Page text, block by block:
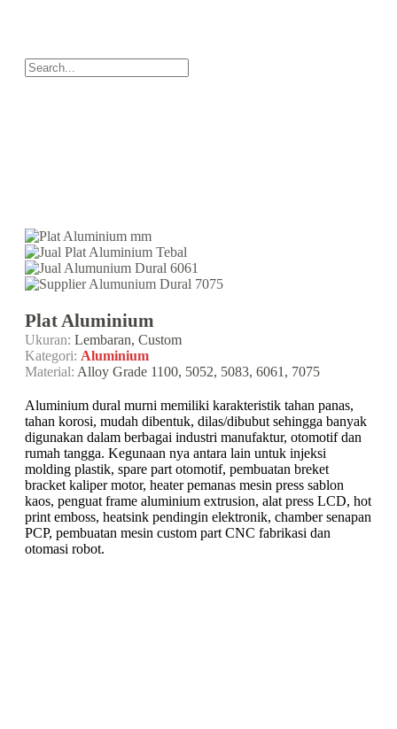
Plat Aluminium
Ukuran: Lembaran, Custom
Kategori: Aluminium
Material: Alloy Grade 1100, 5052, 5083, 6061, 7075
Aluminium dural murni memiliki karakteristik tahan panas,
tahan korosi, mudah dibentuk, dilas/dibubut sehingga banyak
digunakan dalam berbagai industri manufaktur, otomotif dan
rumah tangga. Kegunaan nya antara lain untuk injeksi
molding plastik, spare part otomotif, pembuatan breket
bracket kaliper motor, heater pemanas mesin press sablon
kaos, penguat frame aluminium extrusion, alat press LCD, hot
print emboss, heatsink pendingin elektronik, chamber senapan
PCP, pembuatan mesin custom part CNC fabrikasi dan
otomasi robot.